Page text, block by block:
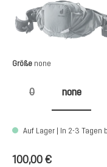
Größeauswählen
none
0
(Diese Option ist
none
Auf Lager | In 2-3 Tagen
100,00 €